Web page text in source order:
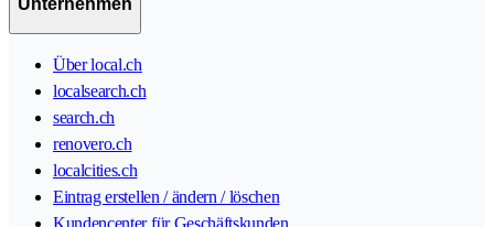
Über local.ch
localsearch.ch
search.ch
renovero.ch
localcities.ch
Eintrag erstellen / ändern / löschen